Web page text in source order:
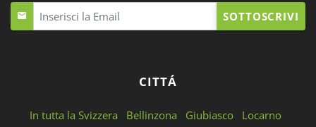
SOTTOSCRIVI
CITTÁ
In tutta la Svizzera Bellinzona Giubiasco
Locarno